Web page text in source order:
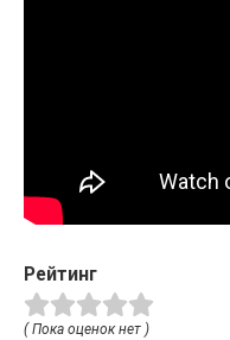
Рейтинг
( Пока оценок нет )